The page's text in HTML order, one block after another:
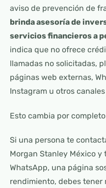
aviso de prevención de
brinda asesoría de
servicios financieros a
indica que no ofrece
llamadas no solicitadas,
páginas web externas,
Instagram u otros
Esto cambia por
Si una persona te
Morgan Stanley México
WhatsApp, una página
rendimiento, debes tener